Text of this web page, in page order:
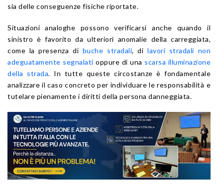
sia delle conseguenze fisiche riportate.
Situazioni analoghe possono verificarsi anche quando il
sinistro è favorito da ulteriori anomalie della carreggiata,
come la presenza di buche stradali, dilavori stradali non
adeguatamente segnalati oppure di una scarsa illuminazione
della strada. In tutte queste circostanze è fondamentale
analizzare il caso concreto per individuare le responsabilità e
tutelare pienamente i diritti della persona danneggiata.